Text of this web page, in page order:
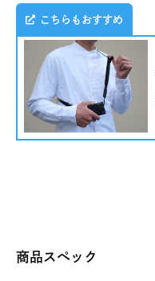
こちらもおすすめ
商品スペック